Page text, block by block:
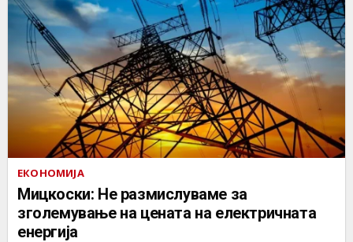
ЕКОНОМИЈА
Мицкоски: Не размислуваме за
зголемување на цената на електричната
енергија